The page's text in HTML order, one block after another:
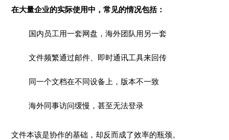
在大量企业的实际使用中，常见的情况包括：
国内员工用一套网盘，海外团队用另一套
文件频繁通过邮件、即时通讯工具来回传
同一个文档在不同设备上，版本不一致
海外同事访问缓慢，甚至无法登录
文件本该是协作的基础，却反而成了效率的瓶颈。